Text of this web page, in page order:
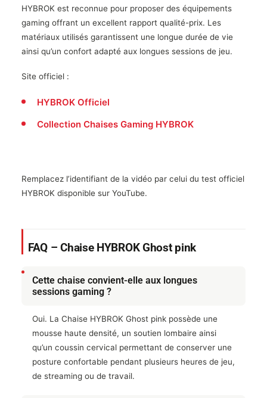
HYBROK est reconnue pour proposer des équipements
gaming offrant un excellent rapport qualité-prix. Les
matériaux utilisés garantissent une longue durée de vie
ainsi qu’un confort adapté aux longues sessions de jeu.
Site officiel :
HYBROK Officiel
Collection Chaises Gaming HYBROK
Remplacez l’identifiant de la vidéo par celui du test officiel
HYBROK disponible sur YouTube.
FAQ – Chaise HYBROK Ghost pink
Cette chaise convient-elle aux longues
sessions gaming ?
Oui. La Chaise HYBROK Ghost pink possède une
mousse haute densité, un soutien lombaire ainsi
qu’un coussin cervical permettant de conserver une
posture confortable pendant plusieurs heures de jeu,
de streaming ou de travail.